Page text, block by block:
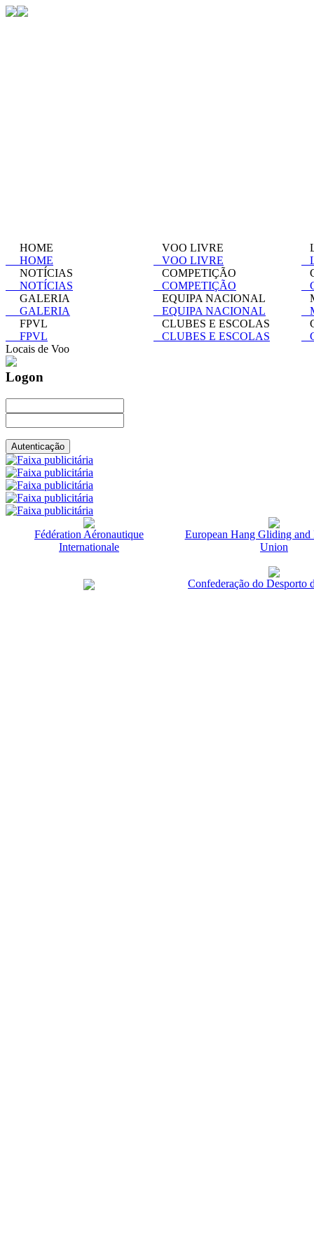
HOME
HOME
NOTÍCIAS
NOTÍCIAS
GALERIA
GALERIA
FPVL
FPVL
VOO LIVRE
VOO LIVRE
COMPETIÇÃO
COMPETIÇÃO
EQUIPA NACIONAL
EQUIPA NACIONAL
CLUBES E ESCOLAS
CLUBES E ESCOLAS
Locais de Voo
Logon
Fédération Aéronautique
Internationale
European Hang Gliding and
Union
Confederação do Desporto